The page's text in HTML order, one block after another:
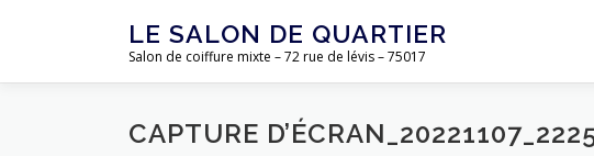
LE SALON DE QUARTIER
Salon de coiffure mixte – 72 rue de lévis – 75017
CAPTURE